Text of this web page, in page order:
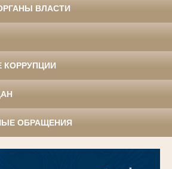
ВЛАСТИ
КОРРУПЦИИ
ОБРАЩЕНИЯ